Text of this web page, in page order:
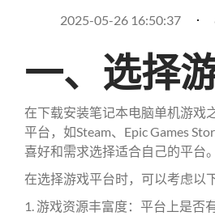
2025-05-26 16:50:37
一、选择
在下载安装笔记本电脑单机游戏
平台，如Steam、Epic Games
喜好和需求选择适合自己的平台。
在选择游戏平台时，可以考虑以
1. 游戏资源丰富度：平台上是否